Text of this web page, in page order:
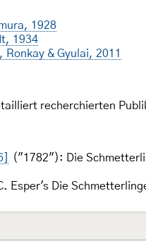
1928
1934
Ronkay & Gyulai, 2011
recherchierten
("1782"): Die
Esper's Die